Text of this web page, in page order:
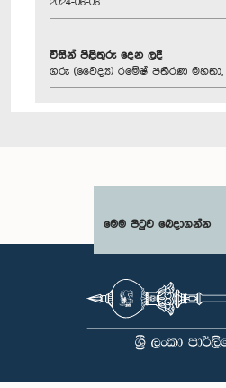
විසින් පිළිතුරු දෙන ලදී
ගරු (වෛද්‍ය) රමේෂ් පතිරණ මහතා,
මෙම පිටුව බෙදාගන්න